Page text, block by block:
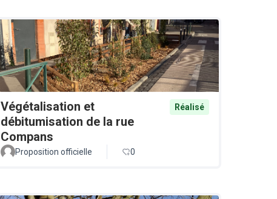
Végétalisation et
débitumisation de la rue
Compans
Réalisé
Proposition officielle 0